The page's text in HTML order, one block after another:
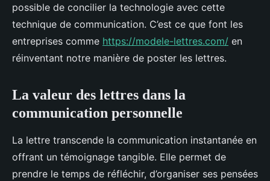
possible de concilier la technologie avec cette
technique de communication. C’est ce que font les
entreprises comme https://modele-lettres.com/ en
réinventant notre manière de poster les lettres.
La valeur des lettres dans la
communication personnelle
La lettre transcende la communication instantanée en
offrant un témoignage tangible. Elle permet de
prendre le temps de réfléchir, d’organiser ses pensées